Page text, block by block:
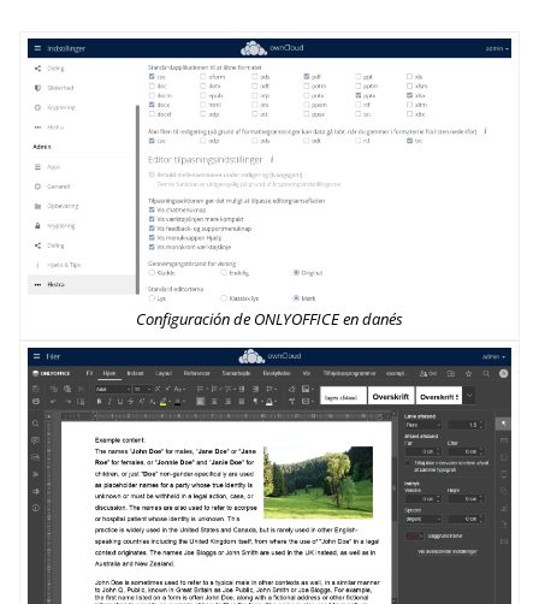
Configuración de ONLYOFFICE en danés